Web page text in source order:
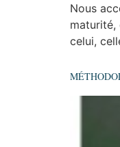
Nous
maturité,
celui,